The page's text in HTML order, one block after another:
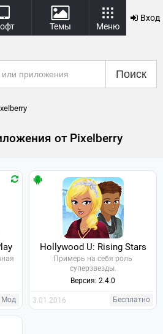
Темы Меню
Вход
Поиск
от Pixelberry
Мод
Hollywood U: Rising Stars
Примерь на себя роль
суперзвезды.
Версия: 2.4.0
3.01.2016 Бесплатно